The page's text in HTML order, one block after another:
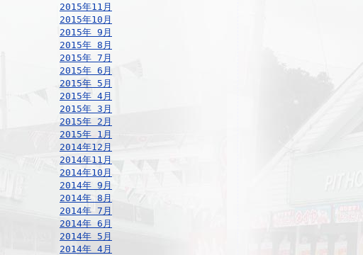
2015年11月
2015年10月
2015年 9月
2015年 8月
2015年 7月
2015年 6月
2015年 5月
2015年 4月
2015年 3月
2015年 2月
2015年 1月
2014年12月
2014年11月
2014年10月
2014年 9月
2014年 8月
2014年 7月
2014年 6月
2014年 5月
2014年 4月